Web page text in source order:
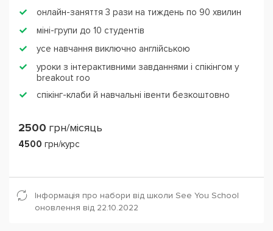
онлайн-заняття 3 рази на тиждень по 90 хвилин
міні-групи до 10 студентів
усе навчання виключно англійською
уроки з інтерактивними завданнями і спікінгом у
breakout roo
спікінг-клаби й навчальні івенти безкоштовно
2500 грн/місяць
4500 грн/курс
Інформація про набори від школи See You School
оновлення від 22.10.2022